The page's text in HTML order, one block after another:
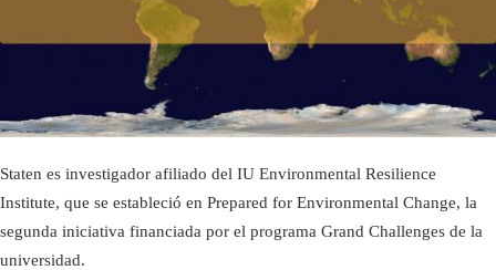
Staten es investigador afiliado del IU Environmental Resilience
Institute, que se estableció en Prepared for Environmental Change, la
segunda iniciativa financiada por el programa Grand Challenges de la
universidad.